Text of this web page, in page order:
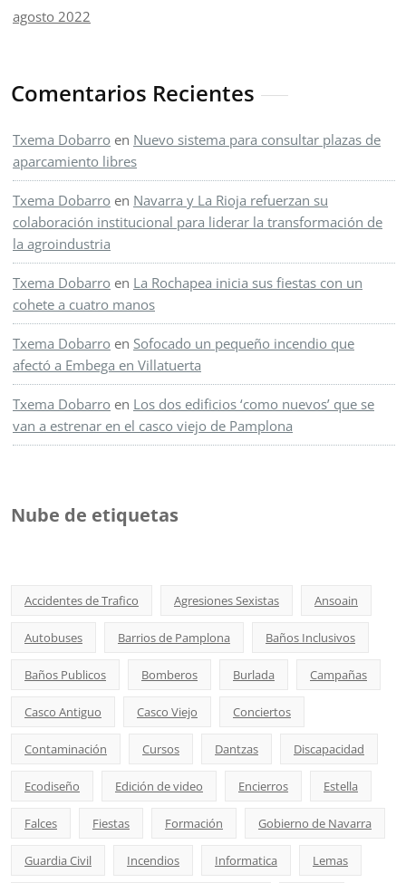
agosto 2022
Comentarios Recientes
Txema Dobarro en Nuevo sistema para consultar plazas de
aparcamiento libres
Txema Dobarro en Navarra y La Rioja refuerzan su
colaboración institucional para liderar la transformación de
la agroindustria
Txema Dobarro en La Rochapea inicia sus fiestas con un
cohete a cuatro manos
Txema Dobarro en Sofocado un pequeño incendio que
afectó a Embega en Villatuerta
Txema Dobarro en Los dos edificios ‘como nuevos’ que se
van a estrenar en el casco viejo de Pamplona
Nube de etiquetas
Accidentes de Trafico Agresiones Sexistas Ansoain
Autobuses Barrios de Pamplona Baños Inclusivos
Baños Publicos Bomberos Burlada Campañas
Casco Antiguo Casco Viejo Conciertos
Contaminación Cursos Dantzas Discapacidad
Ecodiseño Edición de video Encierros Estella
Falces Fiestas Formación Gobierno de Navarra
Guardia Civil Incendios Informatica Lemas